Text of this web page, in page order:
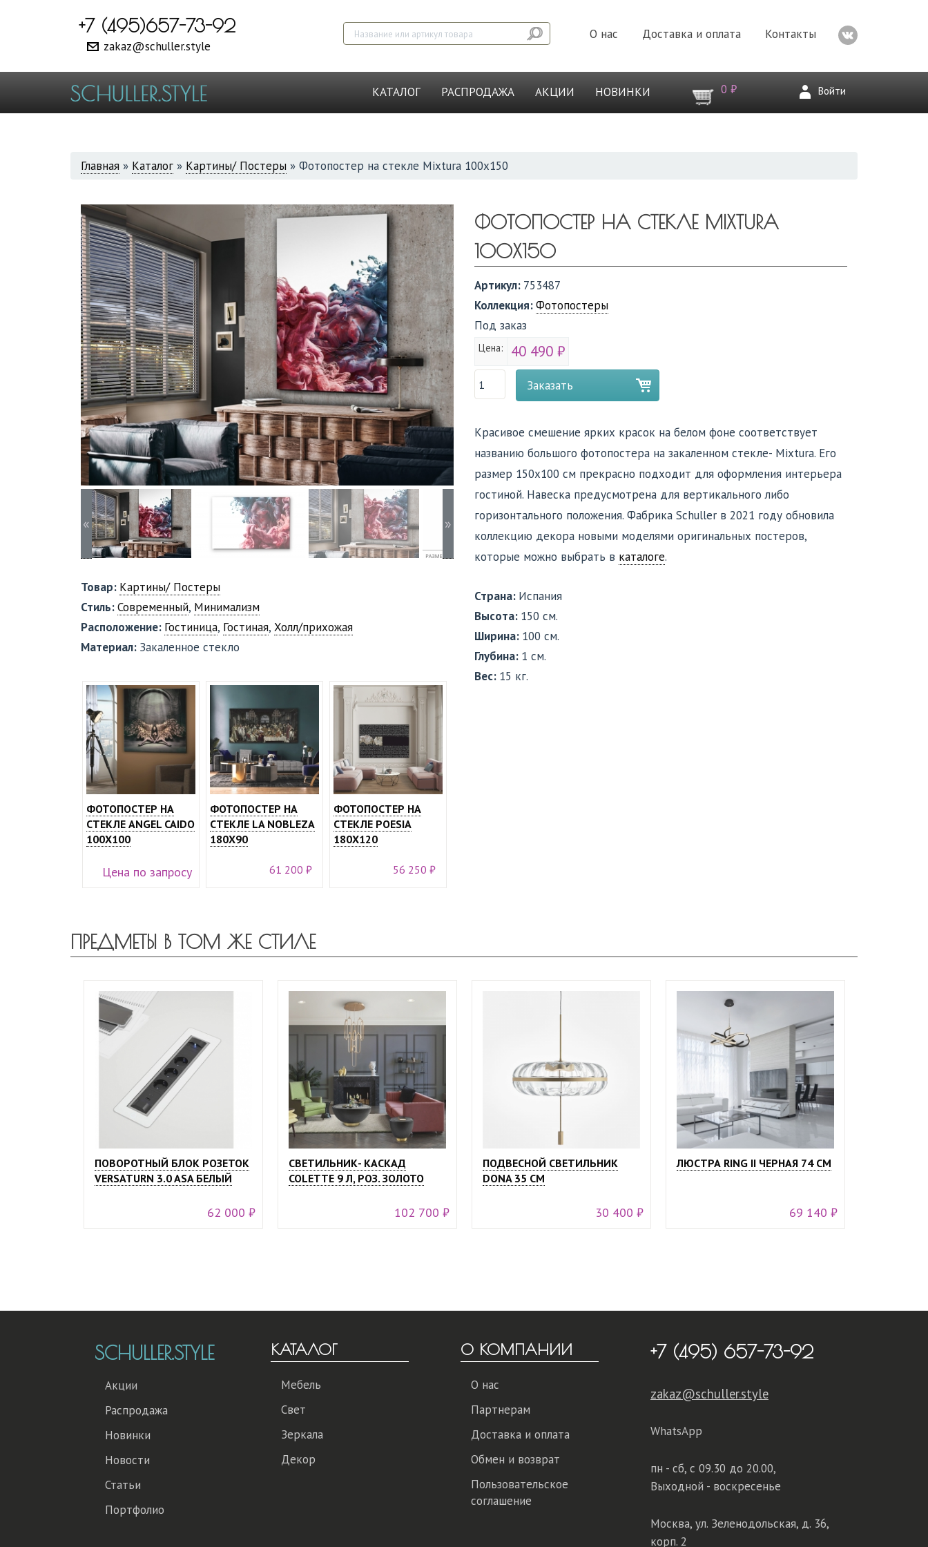
+7 (495)657-73-92
zakaz@schuller.style
О нас Доставка и оплата Контакты
КАТАЛОГ РАСПРОДАЖА АКЦИИ НОВИНКИ 0 ₽ Войти
ВЫ
Главная » Каталог » Картины/ Постеры » Фотопостер на стекле Mixtura 100х150
« »
Товар: Картины/ Постеры
Стиль:Современный, Минимализм
Расположение: Гостиница, Гостиная, Холл/прихожая
Материал: Закаленное стекло
ФОТОПОСТЕР НА
СТЕКЛЕ ANGEL CAIDO
100Х100
Цена по запросу
ФОТОПОСТЕР НА
СТЕКЛЕ LA NOBLEZA
180Х90
61 200 ₽
ФОТОПОСТЕР НА
СТЕКЛЕ POESIA
180X120
56 250 ₽
ФОТОПОСТЕР НА СТЕКЛЕ MIXTURA
100Х150
Артикул: 753487
Коллекция:Фотопостеры
Под заказ
Цена: 40 490 ₽
Заказать
Красивое смешение ярких красок на белом фоне соответствует
названию большого фотопостера на закаленном стекле- Mixtura. Его
размер 150х100 см прекрасно подходит для оформления интерьера
гостиной. Навеска предусмотрена для вертикального либо
горизонтального положения. Фабрика Schuller в 2021 году обновила
коллекцию декора новыми моделями оригинальных постеров,
которые можно выбрать в каталоге.
Страна: Испания
Высота: 150 см.
Ширина: 100 см.
Глубина: 1 см.
Вес: 15 кг.
ПРЕДМЕТЫ В ТОМ ЖЕ СТИЛЕ
ПОВОРОТНЫЙ БЛОК РОЗЕТОК
VERSATURN 3.0 ASA БЕЛЫЙ
62 000 ₽
СВЕТИЛЬНИК- КАСКАД
COLETTE 9 Л, РОЗ. ЗОЛОТО
102 700 ₽
ПОДВЕСНОЙ СВЕТИЛЬНИК
DONA 35 СМ
30 400 ₽
ЛЮСТРА RING II ЧЕРНАЯ 74 СМ
69 140 ₽
SCHULLER.STYLE
Акции
Распродажа
Новинки
Новости
Статьи
Портфолио
КАТАЛОГ
Мебель
Свет
Зеркала
Декор
О КОМПАНИИ
О нас
Партнерам
Доставка и оплата
Обмен и возврат
Пользовательское
соглашение
+7 (495) 657-73-92
zakaz@schuller.style
WhatsApp
пн - сб, с 09.30 до 20.00,
Выходной - воскресенье
Москва, ул. Зеленодольская, д. 36,
корп. 2